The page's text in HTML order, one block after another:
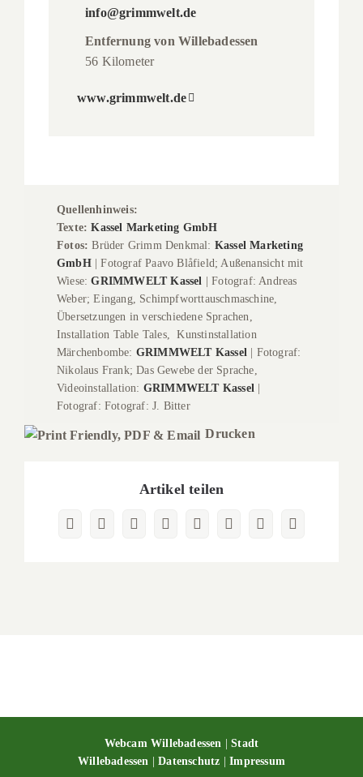
info@grimmwelt.de
Entfernung von Willebadessen
56 Kilometer
www.grimmwelt.de
Quellenhinweis:
Texte:Kassel Marketing GmbH
Fotos:Brüder Grimm Denkmal: Kassel Marketing
GmbH| Fotograf Paavo Blåfield; Außenansicht mit
Wiese:GRIMMWELT Kassel | Fotograf: Andreas
Weber; Eingang, Schimpfworttauschmaschine,
Übersetzungen in verschiedene Sprachen,
Installation Table Tales, Kunstinstallation
Märchenbombe: GRIMMWELT Kassel | Fotograf:
Nikolaus Frank; Das Gewebe der Sprache,
Videoinstallation: GRIMMWELT Kassel
Fotograf: Fotograf: J. Bitter
Drucken
Artikel teilen
Facebook
X RedditLinkedInWhatsApp
Pinterest
Vk
E-
Webcam Willebadessen |Stadt
Willebadessen |Datenschutz |Impressum